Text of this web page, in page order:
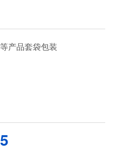
产品套袋包装